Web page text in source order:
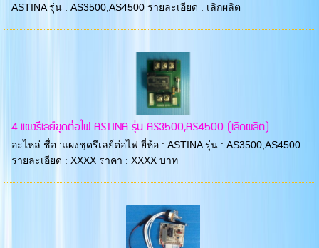
ASTINA รุ่น : AS3500,AS4500 รายละเอียด : เลิกผลิต
4.แผงรีเลย์ชุดต่อไฟ ASTINA รุ่น AS3500,AS4500 (เลิกผลิต)
อะไหล่ ชื่อ :แผงชุดรีเลย์ต่อไฟ ยี่ห้อ : ASTINA รุ่น : AS3500,AS4500
รายละเอียด : XXXX ราคา : XXXX บาท